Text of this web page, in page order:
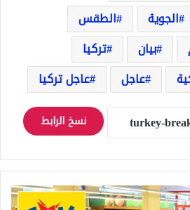
الجوية
الطقس
بيان
تركيا
عاجل عاجل تركيا
نسخ الرابط